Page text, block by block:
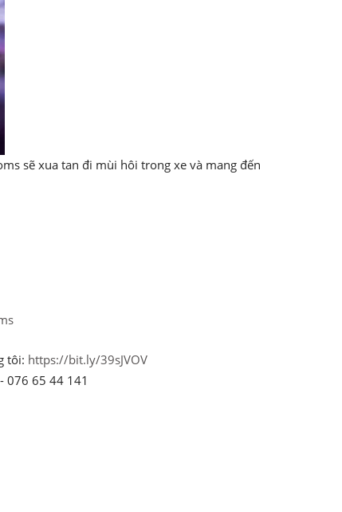
sẽ xua tan đi mùi hôi trong xe và mang đến
tôi: https://bit.ly/39sJVOV
076 65 44 141